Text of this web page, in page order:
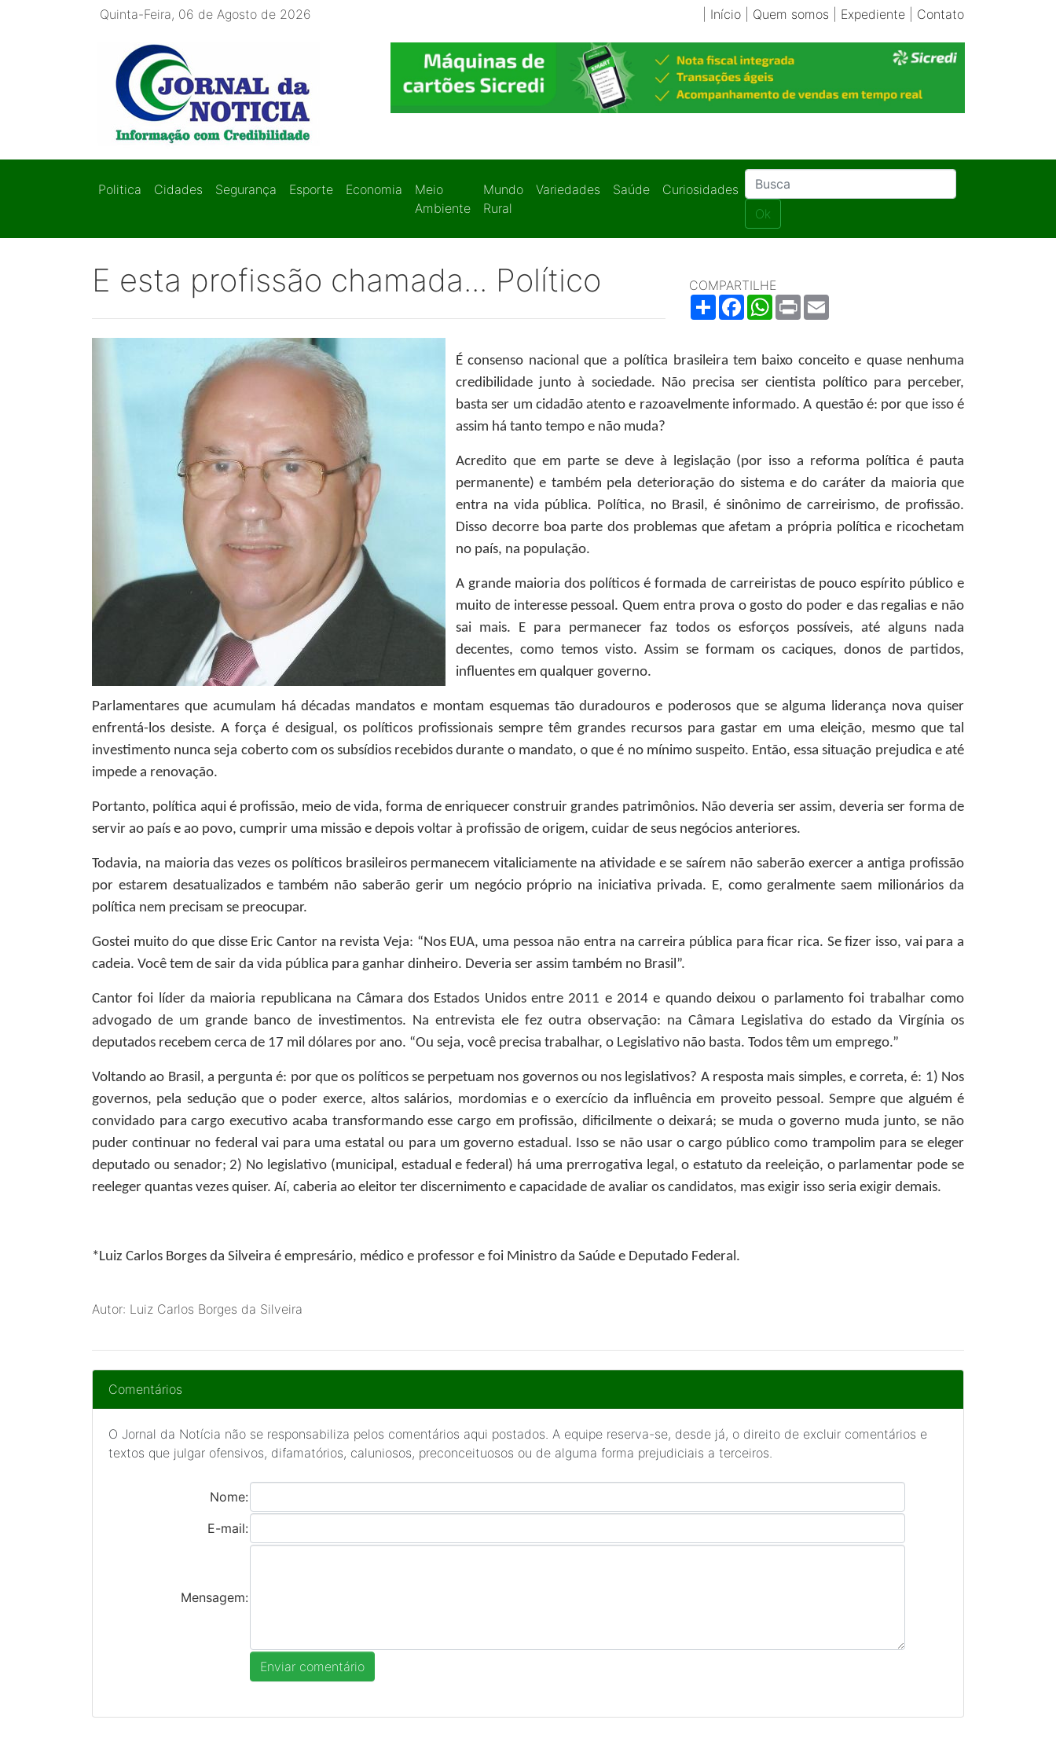
Quinta-Feira, 06 de Agosto de 2026 Início| Quem somos Expediente| Contato
Politica Cidades Segurança Esporte Economia
Meio
Ambiente
Mundo
Rural
Variedades Saúde
Curiosidades
Ok
E esta profissão chamada... Político
COMPARTILHE
ShareFacebookWhatsApp
Print
É consenso nacional que a política brasileira tem baixo conceito e quase nenhuma
credibilidade junto à sociedade. Não precisa ser cientista político para perceber,
basta ser um cidadão atento e razoavelmente informado. A questão é: por que isso é
assim há tanto tempo e não muda?
Acredito que em parte se deve à legislação (por isso a reforma política é pauta
permanente) e também pela deterioração do sistema e do caráter da maioria que
entra na vida pública. Política, no Brasil, é sinônimo de carreirismo, de profissão.
Disso decorre boa parte dos problemas que afetam a própria política e ricochetam
no país, na população.
A grande maioria dos políticos é formada de carreiristas de pouco espírito público e
muito de interesse pessoal. Quem entra prova o gosto do poder e das regalias e não
sai mais. E para permanecer faz todos os esforços possíveis, até alguns nada
decentes, como temos visto. Assim se formam os caciques, donos de partidos,
influentes em qualquer governo.
Parlamentares que acumulam há décadas mandatos e montam esquemas tão duradouros e poderosos que se alguma liderança nova quiser
enfrentá-los desiste. A força é desigual, os políticos profissionais sempre têm grandes recursos para gastar em uma eleição, mesmo que tal
investimento nunca seja coberto com os subsídios recebidos durante o mandato, o que é no mínimo suspeito. Então, essa situação prejudica e até
impede a renovação.
Portanto, política aqui é profissão, meio de vida, forma de enriquecer construir grandes patrimônios. Não deveria ser assim, deveria ser forma de
servir ao país e ao povo, cumprir uma missão e depois voltar à profissão de origem, cuidar de seus negócios anteriores.
Todavia, na maioria das vezes os políticos brasileiros permanecem vitaliciamente na atividade e se saírem não saberão exercer a antiga profissão
por estarem desatualizados e também não saberão gerir um negócio próprio na iniciativa privada. E, como geralmente saem milionários da
política nem precisam se preocupar.
Gostei muito do que disse Eric Cantor na revista Veja: “Nos EUA, uma pessoa não entra na carreira pública para ficar rica. Se fizer isso, vai para a
cadeia. Você tem de sair da vida pública para ganhar dinheiro. Deveria ser assim também no Brasil”.
Cantor foi líder da maioria republicana na Câmara dos Estados Unidos entre 2011 e 2014 e quando deixou o parlamento foi trabalhar como
advogado de um grande banco de investimentos. Na entrevista ele fez outra observação: na Câmara Legislativa do estado da Virgínia os
deputados recebem cerca de 17 mil dólares por ano. “Ou seja, você precisa trabalhar, o Legislativo não basta. Todos têm um emprego.”
Voltando ao Brasil, a pergunta é: por que os políticos se perpetuam nos governos ou nos legislativos? A resposta mais simples, e correta, é: 1) Nos
governos, pela sedução que o poder exerce, altos salários, mordomias e o exercício da influência em proveito pessoal. Sempre que alguém é
convidado para cargo executivo acaba transformando esse cargo em profissão, dificilmente o deixará; se muda o governo muda junto, se não
puder continuar no federal vai para uma estatal ou para um governo estadual. Isso se não usar o cargo público como trampolim para se eleger
deputado ou senador; 2) No legislativo (municipal, estadual e federal) há uma prerrogativa legal, o estatuto da reeleição, o parlamentar pode se
reeleger quantas vezes quiser. Aí, caberia ao eleitor ter discernimento e capacidade de avaliar os candidatos, mas exigir isso seria exigir demais.
*Luiz Carlos Borges da Silveira é empresário, médico e professor e foi Ministro da Saúde e Deputado Federal.
Autor: Luiz Carlos Borges da Silveira
Comentários
O Jornal da Notícia não se responsabiliza pelos comentários aqui postados. A equipe reserva-se, desde já, o direito de excluir comentários e
textos que julgar ofensivos, difamatórios, caluniosos, preconceituosos ou de alguma forma prejudiciais a terceiros.
Nome:
E-mail:
Mensagem: